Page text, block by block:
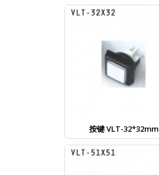
按键 VLT-32*32mm